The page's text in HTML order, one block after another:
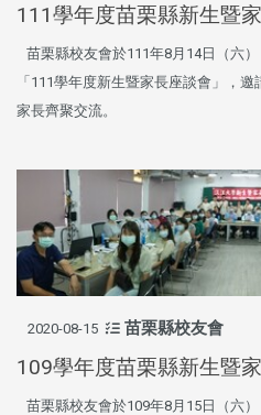
111學年度苗栗縣新生暨
苗栗縣校友會於111年8月14日（六
「111學年度新生暨家長座談會」，
家長齊聚交流。
2020-08-15 苗栗縣校友會
109學年度苗栗縣新生暨
苗栗縣校友會於109年8月15日（六